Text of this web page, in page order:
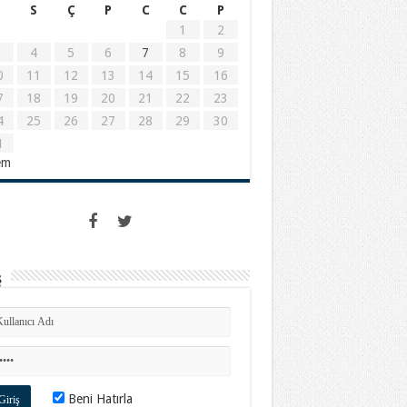
S Ç P C C
P
1
2
4 5 6 7 8
9
11 12 13 14 15
16
18 19 20 21 22
23
25 26 27 28 29
30
Beni Hatırla